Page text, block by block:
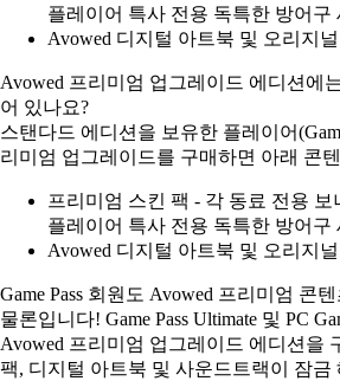
플레이어 특사 전용 독특한 방어구
Avowed 디지털 아트북 및 오리지
Avowed 프리미엄 업그레이드 에디션에
어 있나요?
스탠다드 에디션을 보유한 플레이어
리미엄 업그레이드를 구매하면 아래 콘
프리미엄 스킨 팩 - 각 동료 전용
플레이어 특사 전용 독특한 방어구
Avowed 디지털 아트북 및 오리지
Game Pass 회원도 Avowed 프리미엄 콘
물론입니다! Game Pass Ultimate 및 PC
Avowed 프리미엄 업그레이드 에디션을
팩, 디지털 아트북 및 사운드트랙이 잠금